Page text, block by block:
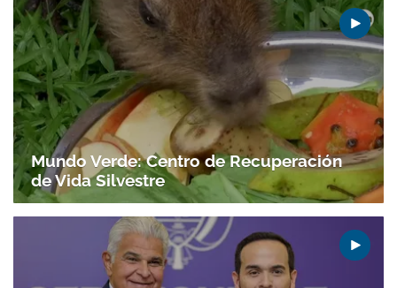
Mundo Verde: Centro de Recuperación
de Vida Silvestre